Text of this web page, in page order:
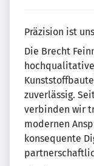
Präzision ist
Die Brecht
hochqualitative
zuverlässig.
verbinden wir
modernen
konsequente